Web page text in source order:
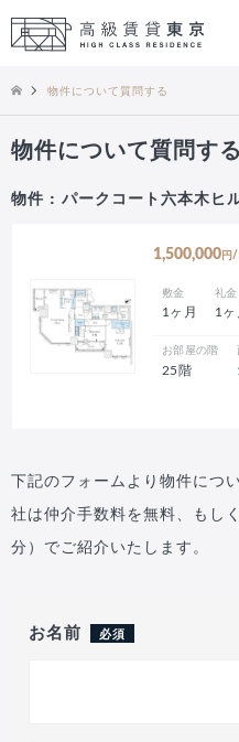
物件について質問する
物件について質問する
物件 : パークコート六本木ヒ
1,500,000 円/
敷金
1ヶ月
礼金
1ヶ
お部屋の階
25階
下記のフォームより物件につ
社は仲介手数料を無料、もし
分）でご紹介いたします。
お名前 必須